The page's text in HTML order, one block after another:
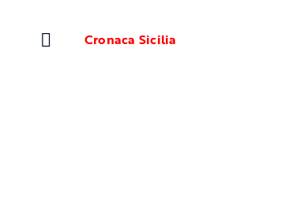
contenuto
Cronaca Sicilia